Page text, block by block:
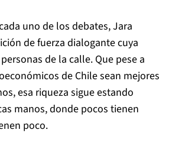
uno de los debates, Jara
de fuerza dialogante cuya
de la calle. Que pese a
de Chile sean mejores
esa riqueza sigue estando
manos, donde pocos tienen
poco.